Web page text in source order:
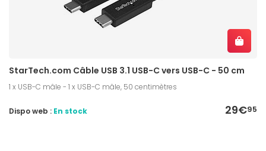
StarTech.com Câble USB 3.1 USB-C vers USB-C - 50 cm
1 x USB-C mâle - 1 x USB-C mâle, 50 centimètres
29€95
Dispo web : En stock